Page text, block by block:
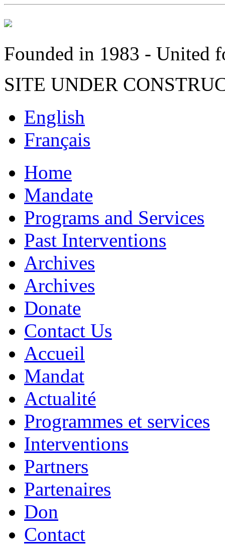
Founded in 1983 - United
SITE UNDER
English
Français
Home
Mandate
Programs and Services
Past Interventions
Archives
Archives
Donate
Contact Us
Accueil
Mandat
Actualité
Programmes et services
Interventions
Partners
Partenaires
Don
Contact